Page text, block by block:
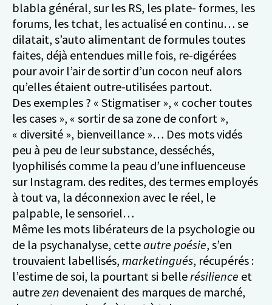
blabla général, sur les RS, les plate- formes, les
forums, les tchat, les actualisé en continu… se
dilatait, s’auto alimentant de formules toutes
faites, déjà entendues mille fois, re-digérées
pour avoir l’air de sortir d’un cocon neuf alors
qu’elles étaient outre-utilisées partout.
Des exemples ? « Stigmatiser », « cocher toutes
les cases », « sortir de sa zone de confort »,
« diversité », bienveillance »… Des mots vidés
peu à peu de leur substance, desséchés,
lyophilisés comme la peau d’une influenceuse
sur Instagram. des redites, des termes employés
à tout va, la déconnexion avec le réel, le
palpable, le sensoriel…
Même les mots libérateurs de la psychologie ou
de la psychanalyse, cetteautre poésie, s’en
trouvaient labellisés, marketingués, récupérés :
l’estime de soi, la pourtant si bellerésilience et
autrezen devenaient des marques de marché,